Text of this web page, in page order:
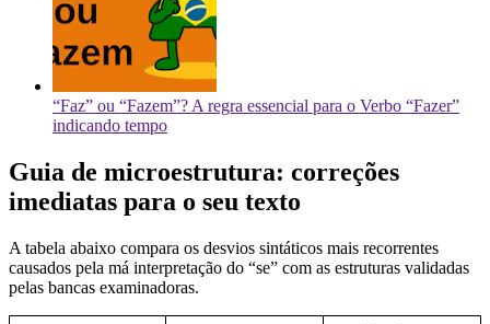
“Faz” ou “Fazem”? A regra essencial para o Verbo “Fazer”
indicando tempo
Guia de microestrutura: correções
imediatas para o seu texto
A tabela abaixo compara os desvios sintáticos mais recorrentes
causados pela má interpretação do “se” com as estruturas validadas
pelas bancas examinadoras.